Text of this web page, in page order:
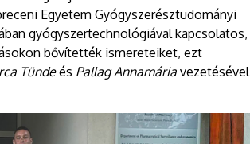
Egyetem Gyógyszerésztudományi
gyógyszertechnológiával kapcsolatos,
bővítették ismereteiket, ezt
Tündeés Pallag Annamária vezetésével